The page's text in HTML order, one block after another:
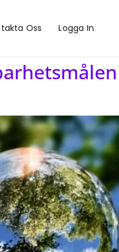
Oss Logga In